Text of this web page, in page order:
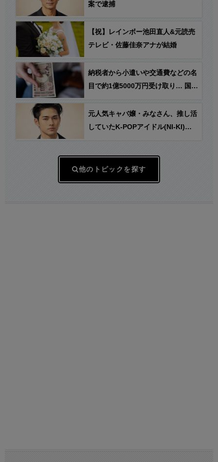
案で逮捕
【祝】レインボー池田直人&元読売
テレビ・佐藤佳奈アナが結婚
納税者から小遣いや交通費などの名
目で約1億5000万円受け取り… 国税
元人気キャバ嬢・みなさん、推し活
していたK-POPアイドル(NI-KI)の
表とのフェイク情報が拡散
他のトピックを探す